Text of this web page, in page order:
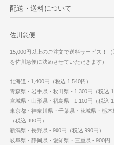
配送・送料について
佐川急便
15,000円以上のご注文で送料サービス！
を佐川急便に決めさせていただきます）
北海道 - 1,400円（税込 1,540円）
青森県・岩手県・秋田県 - 1,300円（税込
宮城県・山形県・福島県 - 1,100円（税込
東京都・神奈川県・千葉県・茨城県・栃
（税込 990円）
新潟県・長野県 - 900円（税込 990円）
岐阜県・静岡県・愛知県・三重県 - 900円